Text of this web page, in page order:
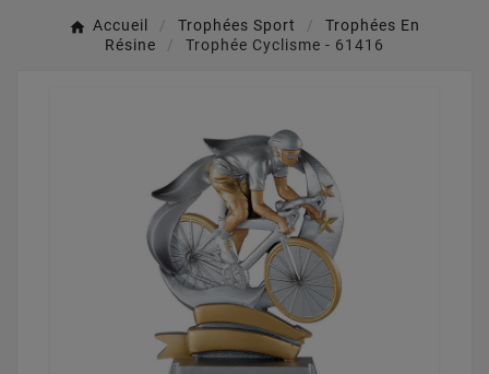
Accueil Trophées Sport
Trophées En
Résine
Trophée Cyclisme - 61416